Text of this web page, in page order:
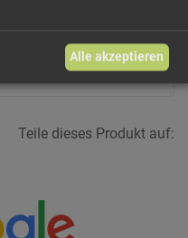
Teile dieses Produkt auf:
Alle akzeptieren